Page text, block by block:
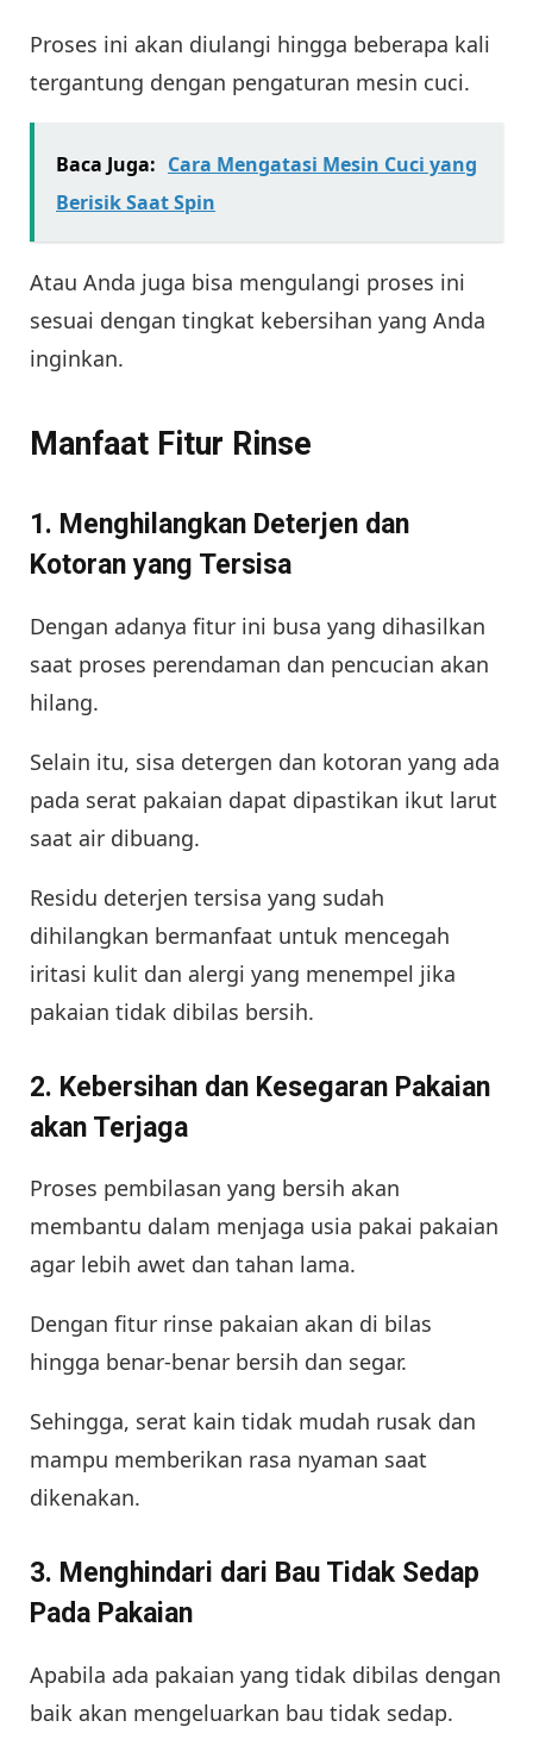
Proses ini akan diulangi hingga beberapa kali
tergantung dengan pengaturan mesin cuci.
Baca Juga: Cara Mengatasi Mesin Cuci yang
Berisik Saat Spin
Atau Anda juga bisa mengulangi proses ini
sesuai dengan tingkat kebersihan yang Anda
inginkan.
Manfaat Fitur Rinse
1. Menghilangkan Deterjen dan
Kotoran yang Tersisa
Dengan adanya fitur ini busa yang dihasilkan
saat proses perendaman dan pencucian akan
hilang.
Selain itu, sisa detergen dan kotoran yang ada
pada serat pakaian dapat dipastikan ikut larut
saat air dibuang.
Residu deterjen tersisa yang sudah
dihilangkan bermanfaat untuk mencegah
iritasi kulit dan alergi yang menempel jika
pakaian tidak dibilas bersih.
2. Kebersihan dan Kesegaran Pakaian
akan Terjaga
Proses pembilasan yang bersih akan
membantu dalam menjaga usia pakai pakaian
agar lebih awet dan tahan lama.
Dengan fitur rinse pakaian akan di bilas
hingga benar-benar bersih dan segar.
Sehingga, serat kain tidak mudah rusak dan
mampu memberikan rasa nyaman saat
dikenakan.
3. Menghindari dari Bau Tidak Sedap
Pada Pakaian
Apabila ada pakaian yang tidak dibilas dengan
baik akan mengeluarkan bau tidak sedap.